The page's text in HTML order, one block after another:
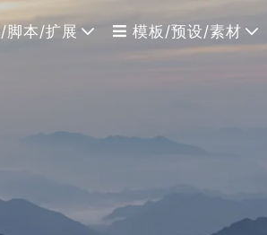
本/扩展 模板/预设/素材